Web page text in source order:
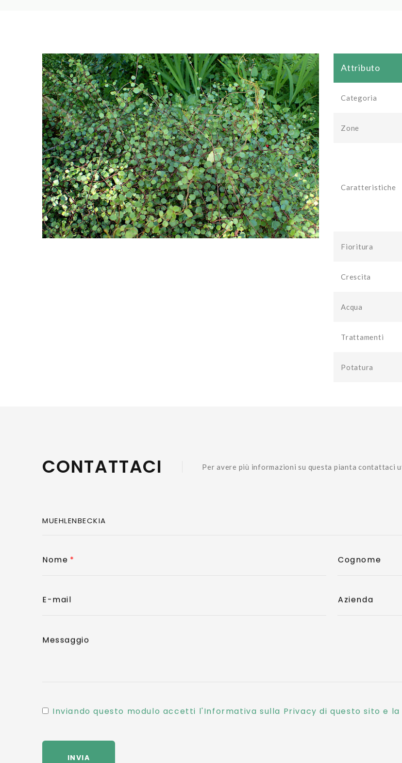
Attributo
Categoria
Zone
Caratteristiche
Fioritura
Crescita
Acqua
Trattamenti
Potatura
CONTATTACI Per avere più informazioni su questa pianta contattaci
Nome Cognome
E-mail Azienda
Messaggio
Inviando questo modulo accetti l'Informativa sulla Privacy di questo sito e
INVIA